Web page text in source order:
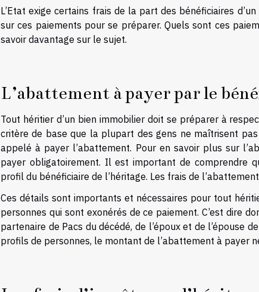
L’Etat exige certains frais de la part des bénéficiaires
sur ces paiements pour se préparer. Quels sont ces
savoir davantage sur le sujet.
L’abattement à payer par le
Tout héritier d’un bien immobilier doit se préparer à
critère de base que la plupart des gens ne maîtrisent
appelé à payer l’abattement. Pour en savoir plus sur
payer obligatoirement. Il est important de comprendre
profil du bénéficiaire de l’héritage. Les frais de
Ces détails sont importants et nécessaires pour tout
personnes qui sont exonérés de ce paiement. C’est dire
partenaire de Pacs du décédé, de l’époux et de l’épouse
profils de personnes, le montant de l’abattement à payer